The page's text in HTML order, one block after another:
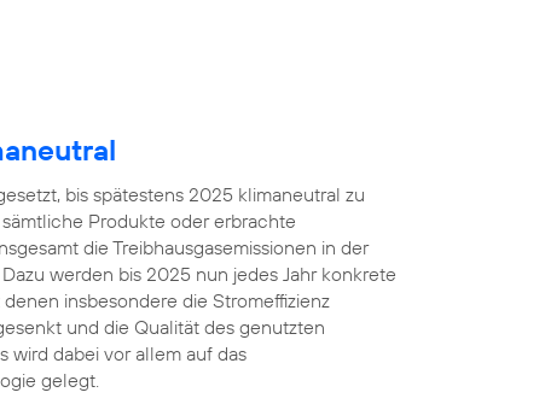
bis spätestens 2025 klimaneutral zu
Produkte oder erbrachte
die Treibhausgasemissionen in der
werden bis 2025 nun jedes Jahr konkrete
insbesondere die Stromeffizienz
und die Qualität des genutzten
wird dabei vor allem auf das
gelegt.